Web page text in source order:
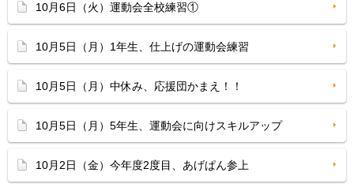
10月6日（火）運動会全校練習①
10月5日（月）1年生、仕上げの運動会練習
10月5日（月）中休み、応援団かまえ！！
10月5日（月）5年生、運動会に向けスキルアップ
10月2日（金）今年度2度目、あげぱん参上